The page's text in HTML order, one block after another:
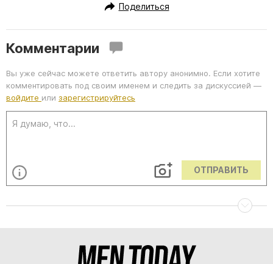
Поделиться
Комментарии
Вы уже сейчас можете ответить автору анонимно. Если хотите
комментировать под своим именем и следить за дискуссией —
войдите или зарегистрируйтесь
ОТПРАВИТЬ